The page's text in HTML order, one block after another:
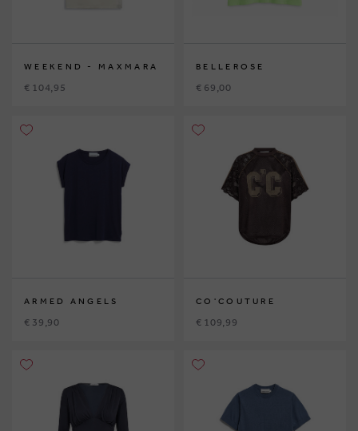
WEEKEND - MAXMARA
€ 104,95
BELLEROSE
€ 69,00
ARMED ANGELS
€ 39,90
CO'COUTURE
€ 109,99